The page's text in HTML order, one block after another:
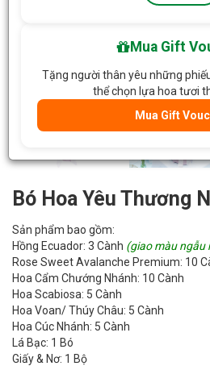
Bó Hoa Yêu Thương
Sản phẩm bao gồm:
Hồng Ecuador: 3 Cành (giao màu ngẫu
Rose Sweet Avalanche Premium: 10
Hoa Cẩm Chướng Nhánh: 10 Cành
Hoa Scabiosa: 5 Cành
Hoa Voan/ Thúy Châu: 5 Cành
Hoa Cúc Nhánh: 5 Cành
Lá Bạc: 1 Bó
Giấy & Nơ: 1 Bộ
Mua Gift
Tặng người thân yêu những
thể chọn lựa hoa tươi
Mua Gift